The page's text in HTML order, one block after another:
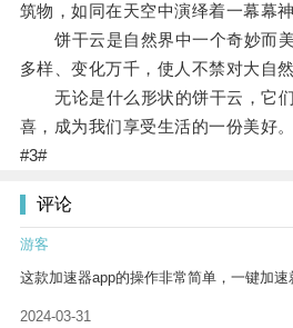
筑物，如同在天空中演绎着一幕幕神
饼干云是自然界中一个奇妙而美
多样、变化万千，使人不禁对大自
无论是什么形状的饼干云，它们
喜，成为我们享受生活的一份美好。
#3#
评论
游客
这款加速器app的操作非常简单，一键加速
2024-03-31